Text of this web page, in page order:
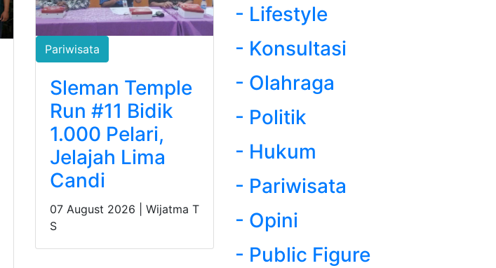
Pariwisata
Sleman Temple
Run #11 Bidik
1.000 Pelari,
Jelajah Lima
Candi
07 August 2026 | Wijatma T
S
- Lifestyle
- Konsultasi
- Olahraga
- Politik
- Hukum
- Pariwisata
- Opini
- Public Figure